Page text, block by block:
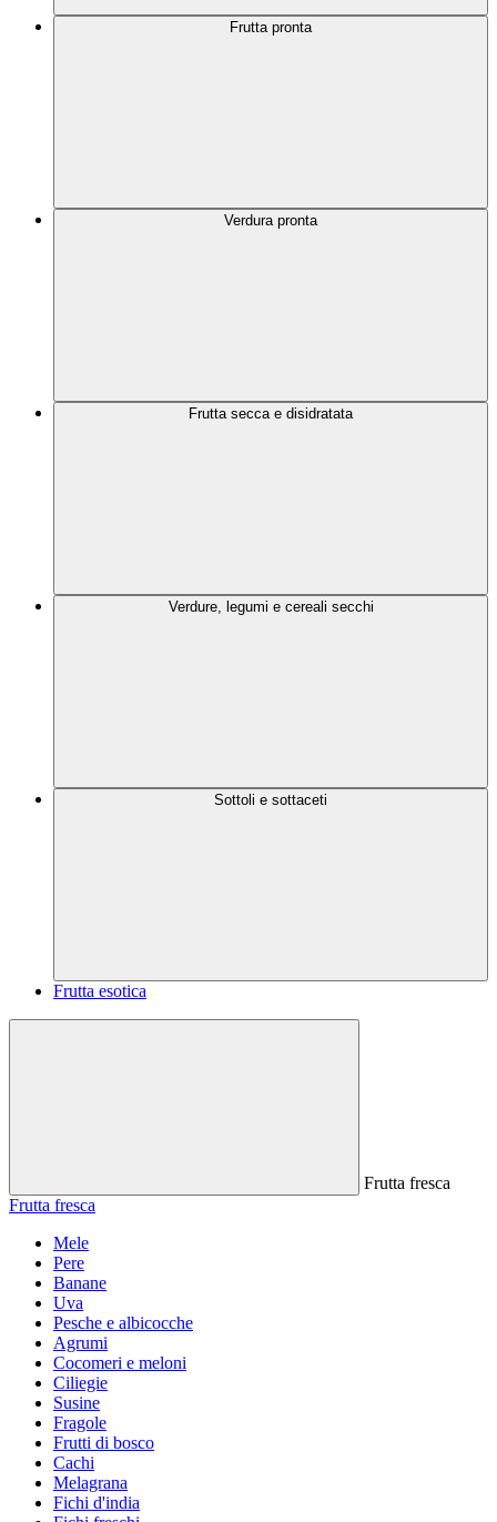
Frutta pronta
Verdura pronta
Frutta secca e disidratata
Verdure, legumi e cereali secchi
Sottoli e sottaceti
Frutta esotica
Frutta fresca
Frutta fresca
Mele
Pere
Banane
Uva
Pesche e albicocche
Agrumi
Cocomeri e meloni
Ciliegie
Susine
Fragole
Frutti di bosco
Cachi
Melagrana
Fichi d'india